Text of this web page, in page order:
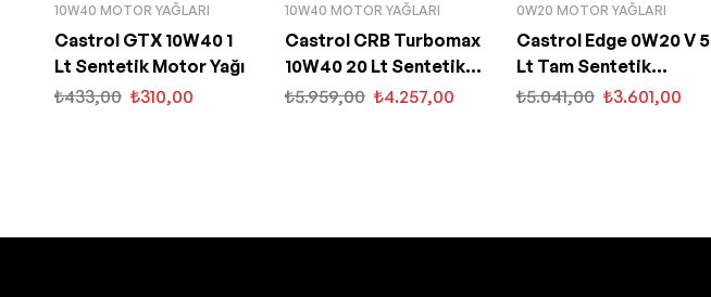
10W40 MOTOR YAĞLARI
Castrol GTX 10W40 1
Lt Sentetik Motor Yağı
₺433,00 ₺310,00
10W40 MOTOR YAĞLARI
Castrol CRB Turbomax
10W40 20 Lt Sentetik
Motor Yağı
₺5.959,00 ₺4.257,00
0W20 MOTOR YAĞLARI
Castrol Edge 0W20 V 5
Lt Tam Sentetik
Partiküllü Motor Yağı
₺5.041,00 ₺3.601,00